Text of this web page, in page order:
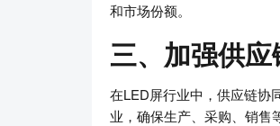
和市场份额。
三、加强供应
在LED屏行业中，供应链协
业，确保生产、采购、销售